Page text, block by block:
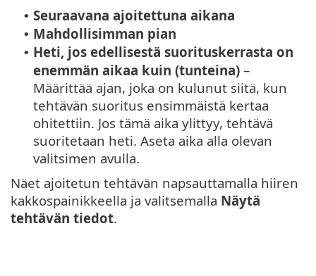
• Seuraavana ajoitettuna aikana
• Mahdollisimman pian
• Heti, jos edellisestä suorituskerrasta on
enemmän aikaa kuin (tunteina) –
Määrittää ajan, joka on kulunut siitä, kun
tehtävän suoritus ensimmäistä kertaa
ohitettiin. Jos tämä aika ylittyy, tehtävä
suoritetaan heti. Aseta aika alla olevan
valitsimen avulla.
Näet ajoitetun tehtävän napsauttamalla hiiren
kakkospainikkeella ja valitsemalla Näytä
tehtävän tiedot.